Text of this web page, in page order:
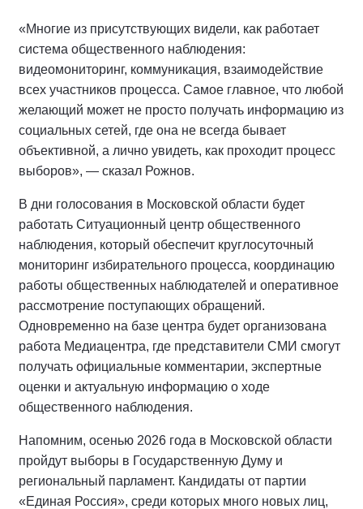
«Многие из присутствующих видели, как работает
система общественного наблюдения:
видеомониторинг, коммуникация, взаимодействие
всех участников процесса. Самое главное, что любой
желающий может не просто получать информацию из
социальных сетей, где она не всегда бывает
объективной, а лично увидеть, как проходит процесс
выборов», — сказал Рожнов.
В дни голосования в Московской области будет
работать Ситуационный центр общественного
наблюдения, который обеспечит круглосуточный
мониторинг избирательного процесса, координацию
работы общественных наблюдателей и оперативное
рассмотрение поступающих обращений.
Одновременно на базе центра будет организована
работа Медиацентра, где представители СМИ смогут
получать официальные комментарии, экспертные
оценки и актуальную информацию о ходе
общественного наблюдения.
Напомним, осенью 2026 года в Московской области
пройдут выборы в Государственную Думу и
региональный парламент. Кандидаты от партии
«Единая Россия», среди которых много новых лиц,